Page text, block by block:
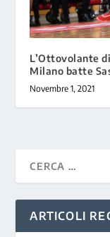
L’Ottovolante
Milano batte
Novembre 1, 2021
ARTICOLI